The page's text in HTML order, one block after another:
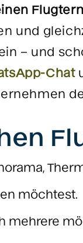
und
– und
Chat
möchtest.
mehrere